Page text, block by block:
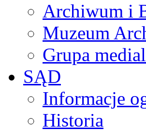
Archiwum i
Muzeum
Grupa
SĄD
Informacje
Historia